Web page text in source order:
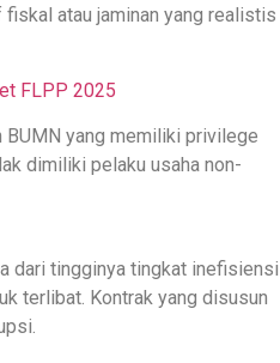
atau jaminan yang realistis
FLPP 2025
BUMN yang memiliki privilege
dimiliki pelaku usaha non-
dari tingginya tingkat inefisiensi
terlibat. Kontrak yang disusun